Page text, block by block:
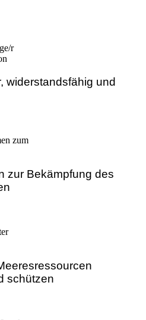
widerstandsfähig und
zur Bekämpfung des
schützen